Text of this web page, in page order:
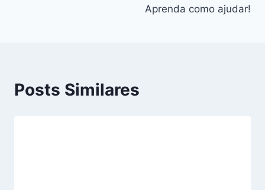
Aprenda como ajudar!
Posts Similares